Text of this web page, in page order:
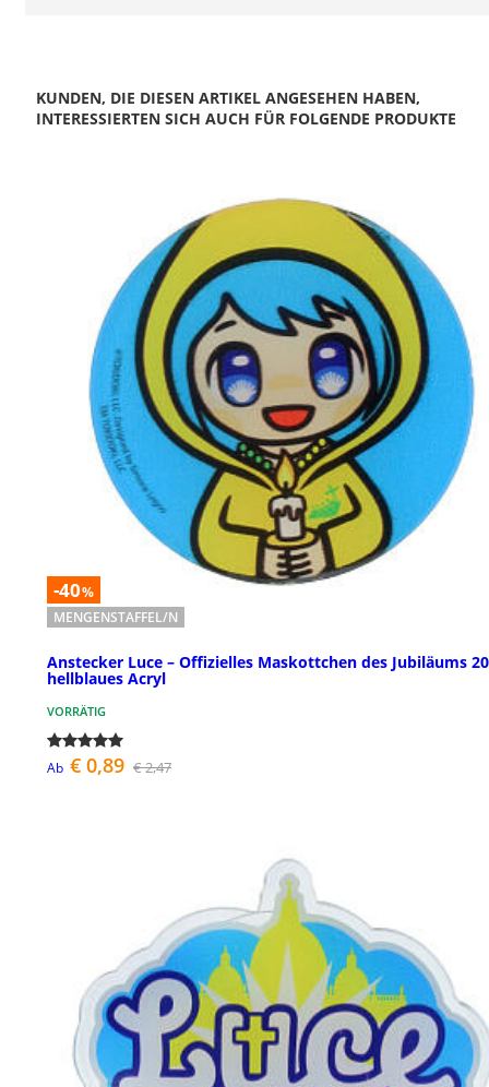
KUNDEN, DIE DIESEN ARTIKEL ANGESEHEN HABEN,
INTERESSIERTEN SICH AUCH FÜR FOLGENDE PRODUKTE
-40%
MENGENSTAFFEL/N
Anstecker Luce – Offizielles Maskottchen des Jubiläums
hellblaues Acryl
VORRÄTIG
Ab € 0,89 € 2,47